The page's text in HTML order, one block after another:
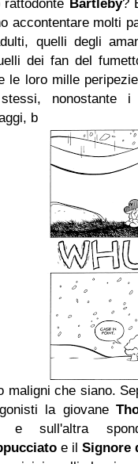
rattodonte Bartleby?
accontentare molti
quelli degli
dei fan del
le loro mille
nonostante i
b
maligni che siano.
la giovane
e sull'altra
e il Signore